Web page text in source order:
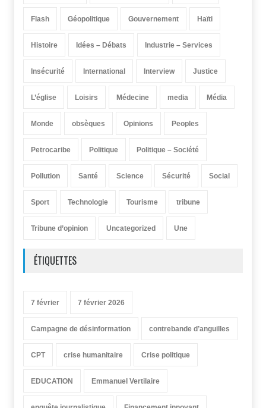
Flash Géopolitique Gouvernement Haïti
Histoire Idées – Débats Industrie – Services
Insécurité International Interview Justice
L’église Loisirs Médecine media Média
Monde obsèques Opinions Peoples
Petrocaribe Politique Politique – Société
Pollution Santé Science Sécurité Social
Sport Technologie Tourisme tribune
Tribune d’opinion Uncategorized Une
ÉTIQUETTES
7 février 7 février 2026
Campagne de désinformation contrebande d’anguilles
CPT crise humanitaire Crise politique
EDUCATION Emmanuel Vertilaire